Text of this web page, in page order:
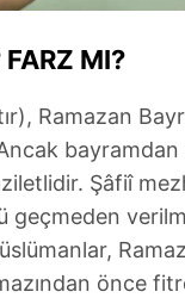
Korunması
Metnimizi
olarak kullanılan
FARZ MI?
Ramazan
Şâfiî
geçmeden
önce